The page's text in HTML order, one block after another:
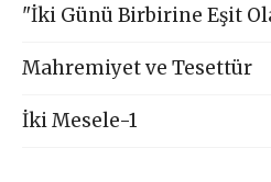
"İki Günü Birbirine Eşit
Mahremiyet ve Tesettür
İki Mesele-1